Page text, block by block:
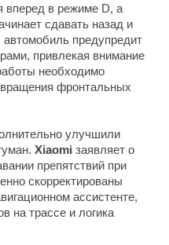
вперед в режиме D, а
сдавать назад и
автомобиль предупредит
привлекая внимание
необходимо
фронтальных
улучшили
Xiaomi заявляет о
препятствий при
скорректированы
ассистенте,
на трассе и логика